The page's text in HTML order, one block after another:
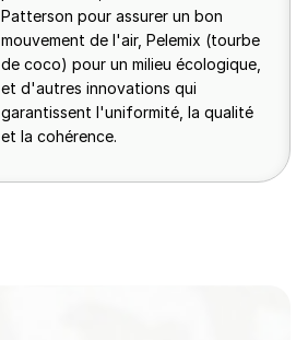
Patterson pour assurer un bon
mouvement de l'air, Pelemix (tourbe
de coco) pour un milieu écologique,
et d'autres innovations qui
garantissent l'uniformité, la qualité
et la cohérence.